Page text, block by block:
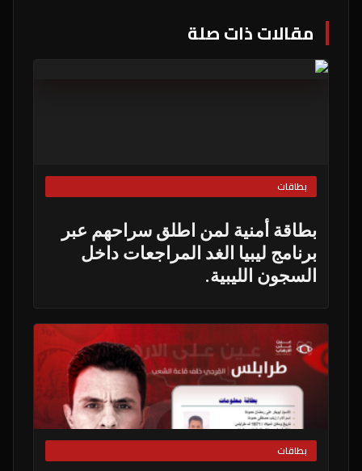
مقالات ذات صلة
بطاقات
بطاقة أمنية لمن اطلق سراحهم عبر
برنامج ليبيا الغد المراجعات داخل
السجون الليبية.
بطاقات